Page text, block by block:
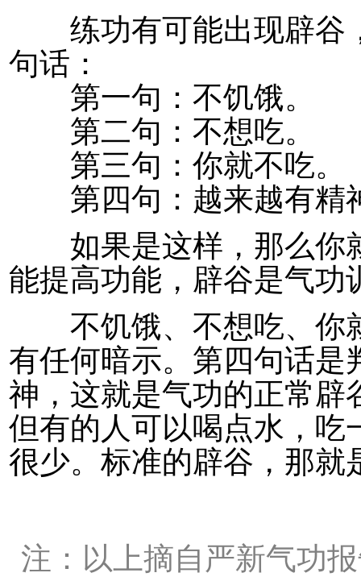
练功有可能出现辟谷
句话：
第一句：不饥饿。
第二句：不想吃。
第三句：你就不吃。
第四句：越来越有精
如果是这样，那么你
能提高功能，辟谷是气功
不饥饿、不想吃、你
有任何暗示。第四句话是
神，这就是气功的正常辟
但有的人可以喝点水，吃
很少。标准的辟谷，那就
注：以上摘自严新气功